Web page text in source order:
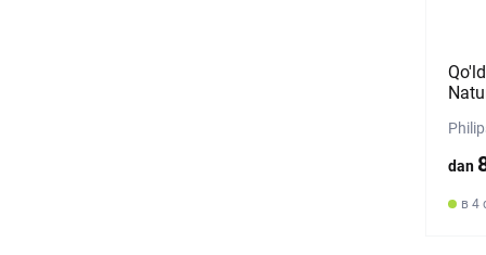
dan
в 4